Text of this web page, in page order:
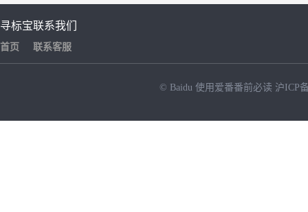
寻标宝
首页
联系我们
联系客服
© Baidu 使用爱番番前必读 沪ICP